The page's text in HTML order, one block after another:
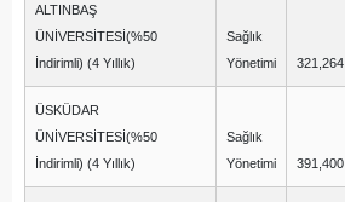
ALTINBAŞ
ÜNİVERSİTESİ(%50
İndirimli) (4 Yıllık)
Sağlık
Yönetimi
321,264
ÜSKÜDAR
ÜNİVERSİTESİ(%50
İndirimli) (4 Yıllık)
Sağlık
Yönetimi
391,400